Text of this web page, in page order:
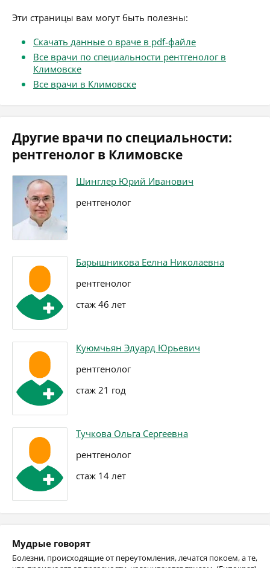
Эти страницы вам могут быть полезны:
Скачать данные о враче в pdf-файле
Все врачи по специальности рентгенолог в
Климовске
Все врачи в Климовске
Другие врачи по специальности:
рентгенолог в Климовске
Шинглер Юрий Иванович
рентгенолог
Барышникова Еелна Николаевна
рентгенолог
стаж 46 лет
Куюмчьян Эдуард Юрьевич
рентгенолог
стаж 21 год
Тучкова Ольга Сергеевна
рентгенолог
стаж 14 лет
Мудрые говорят
Болезни, происходящие от переутомления, лечатся покоем, а те,